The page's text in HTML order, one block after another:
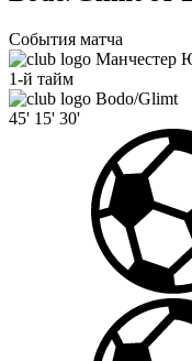
События матча
Манчестер
1-й тайм
Bodo/Glimt
45' 15' 30'